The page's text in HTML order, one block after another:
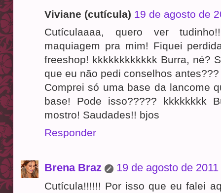
Viviane (cutícula) 19 de agosto de
Cutículaaaa, quero ver
maquiagem pra mim! Fiquei
freeshop! kkkkkkkkkkkk Burra, né?
que eu não pedi conselhos
Comprei só uma base da lancome
base! Pode isso????? kkkkkkkk
mostro! Saudades!! bjos
Responder
Brena Braz 19 de agosto de
Cutícula!!!!!! Por isso que eu falei